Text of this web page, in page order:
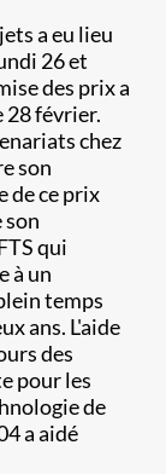
a eu lieu
26 et
des prix a
28 février.
chez
son
de ce prix
son
qui
à un
temps
ans. L'aide
des
pour les
de
a aidé